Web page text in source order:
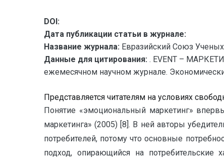
DOI:
Дата публикации статьи в журнале:
Название журнала: Евразийский Союз
Данные для цитирования: . EVENT –
ежемесячном научном журнале.
Представляется читателям на условиях
Понятие «эмоциональный маркетинг»
маркетинга» (2005) [8]. В ней авторы
потребителей, потому что основные
подход, опирающийся на потребительские